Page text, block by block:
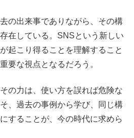
の出来事でありながら、その構
在している。SNSという新しい
起こり得ることを理解すること
要な視点となるだろう。
の力は、使い方を誤れば危険な
、過去の事例から学び、同じ構
することが、今の時代に求めら